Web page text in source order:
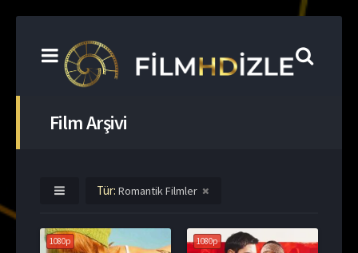
Film Arşivi
Tür: Romantik Filmler
1080p 1080p